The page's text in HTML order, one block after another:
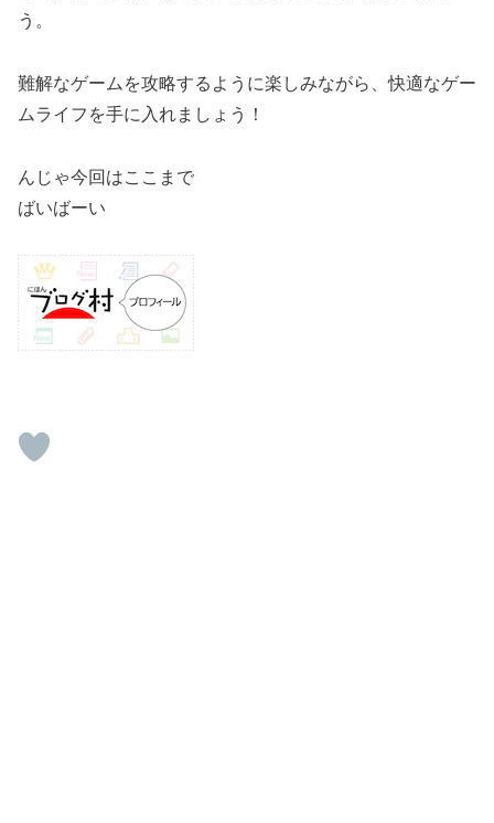
う。
難解なゲームを攻略するように楽しみながら、快適なゲー
ムライフを手に入れましょう！
んじゃ今回はここまで
ばいばーい